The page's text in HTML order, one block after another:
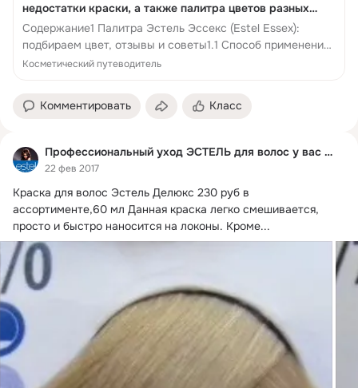
недостатки краски, а также палитра цветов разных
линий - Косметический путеводитель
Содержание1 Палитра Эстель Эссекс (Estel Essex):
подбираем цвет, отзывы и советы1.1 Способ применения
средства1.2 Пропорции...
Косметический путеводитель
Комментировать Класс
Профессиональный уход ЭСТЕЛЬ для волос у вас дома!
22 фев 2017
Краска для волос Эстель Делюкс 230 руб в
ассортименте,60 мл Данная краска легко смешивается,
просто и быстро наносится на локоны. Кроме...